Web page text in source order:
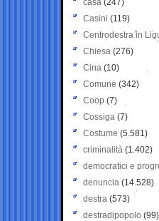
casa (247)
Casini (119)
Centrodestra in
Chiesa (276)
Cina (10)
Comune (342)
Coop (7)
Cossiga (7)
Costume (5.581)
criminalità (1.402)
democratici e
denuncia (14.528)
destra (573)
destradipopolo (99)